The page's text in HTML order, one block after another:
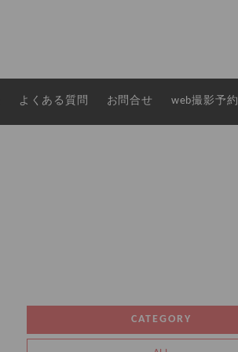
よくある質問 お問合せ web撮影予約
CATEGORY